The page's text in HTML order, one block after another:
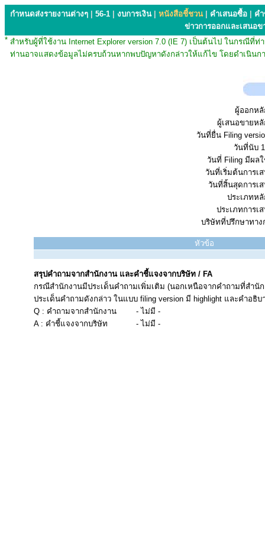
กำหนดส่งรายงานต่างๆ 56-1 งบการเงิน หนังสือชี้ชวน คำเสนอซื้อ
ค
ข่าวการออกและเสนอข
* สำหรับผู้ที่ใช้งาน Internet Explorer version 7.0 (IE 7) เป็นต้นไป ในกรณี
ท่านอาจแสดงข้อมูลไม่ครบถ้วนหากพบปัญหาดังกล่าวให้แก้ไข โดยดำเนินก
ผู้ออกห
ผู้เสนอขายห
วันที่ยื่น Filing
วันที่นับ
วันที่ Filing มีผล
วันที่เริ่มต้นการเ
วันที่สิ้นสุดการเ
ประเภทห
ประเภทการเ
บริษัทที่ปรึกษาทาง
หัวข้อ
สรุปคำถามจากสำนักงาน และคำชี้แจงจากบริษัท / FA
กรณีสำนักงานมีประเด็นคำถามเพิ่มเติม (นอกเหนือจากคำถามที่สำ
ประเด็นคำถามดังกล่าว ในแบบ filing version มี highlight และคำอธิ
Q : คำถามจากสำนักงาน
- ไม่มี -
A : คำชี้แจงจากบริษัท
- ไม่มี -